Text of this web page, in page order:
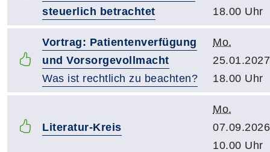
steuerlich betrachtet
18.00 Uhr
Vortrag: Patientenverfügung
und Vorsorgevollmacht
Was ist rechtlich zu beachten?
Mo.
18.00 Uhr
Literatur-Kreis
Mo.
10.00 Uhr